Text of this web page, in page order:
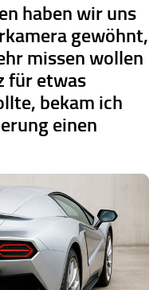
haben wir uns
gewöhnt,
missen wollen
für etwas
bekam ich
einen